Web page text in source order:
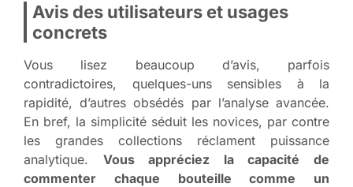
Avis des utilisateurs et usages
concrets
Vous lisez beaucoup d’avis, parfois
contradictoires, quelques-uns sensibles à la
rapidité, d’autres obsédés par l’analyse avancée.
En bref, la simplicité séduit les novices, par contre
les grandes collections réclament puissance
analytique. Vous appréciez la capacité de
commenter chaque bouteille comme un